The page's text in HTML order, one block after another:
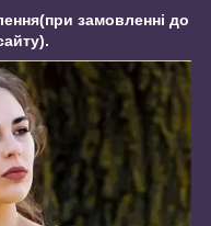
замовленні до